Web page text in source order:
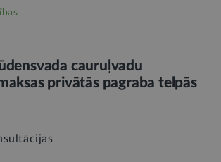
cauruļvadu
privātās pagraba telpās